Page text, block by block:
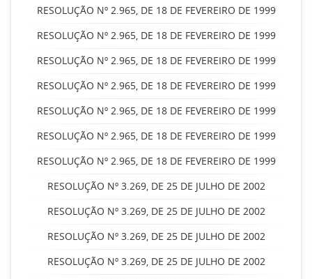
RESOLUÇÃO Nº 2.965, DE 18 DE FEVEREIRO DE 1999
RESOLUÇÃO Nº 2.965, DE 18 DE FEVEREIRO DE 1999
RESOLUÇÃO Nº 2.965, DE 18 DE FEVEREIRO DE 1999
RESOLUÇÃO Nº 2.965, DE 18 DE FEVEREIRO DE 1999
RESOLUÇÃO Nº 2.965, DE 18 DE FEVEREIRO DE 1999
RESOLUÇÃO Nº 2.965, DE 18 DE FEVEREIRO DE 1999
RESOLUÇÃO Nº 2.965, DE 18 DE FEVEREIRO DE 1999
RESOLUÇÃO Nº 3.269, DE 25 DE JULHO DE 2002
RESOLUÇÃO Nº 3.269, DE 25 DE JULHO DE 2002
RESOLUÇÃO Nº 3.269, DE 25 DE JULHO DE 2002
RESOLUÇÃO Nº 3.269, DE 25 DE JULHO DE 2002